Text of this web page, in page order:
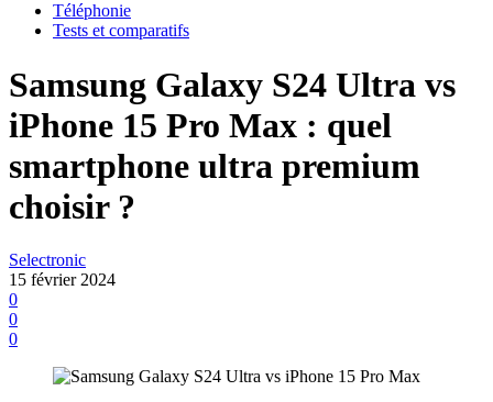
Téléphonie
Tests et comparatifs
Samsung Galaxy S24 Ultra vs
iPhone 15 Pro Max : quel
smartphone ultra premium
choisir ?
Selectronic
15 février 2024
0
0
0